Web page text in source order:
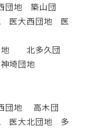
団地 築山団
大西団地 医
地 北多久団
埼団地
団地 高木団
医大北団地 多